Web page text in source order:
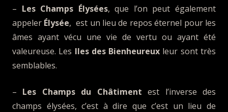
– Les Champs Élysées, que l’on peut également
appeler Élysée, est un lieu de repos éternel pour les
âmes ayant vécu une vie de vertu ou ayant été
valeureuse. Les Iles des Bienheureux leur sont très
semblables.
– Les Champs du Châtiment est l’inverse des
champs élysées, c’est à dire que c’est un lieu de